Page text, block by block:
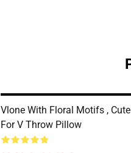
Vlone With Floral Motifs ,
For V Throw Pillow